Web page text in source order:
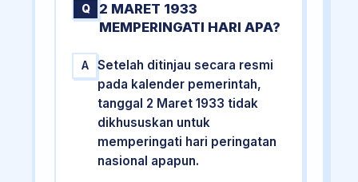
Q
2 MARET 1933
MEMPERINGATI HARI APA?
A
Setelah ditinjau secara resmi
pada kalender pemerintah,
tanggal 2 Maret 1933 tidak
dikhususkan untuk
memperingati hari peringatan
nasional apapun.